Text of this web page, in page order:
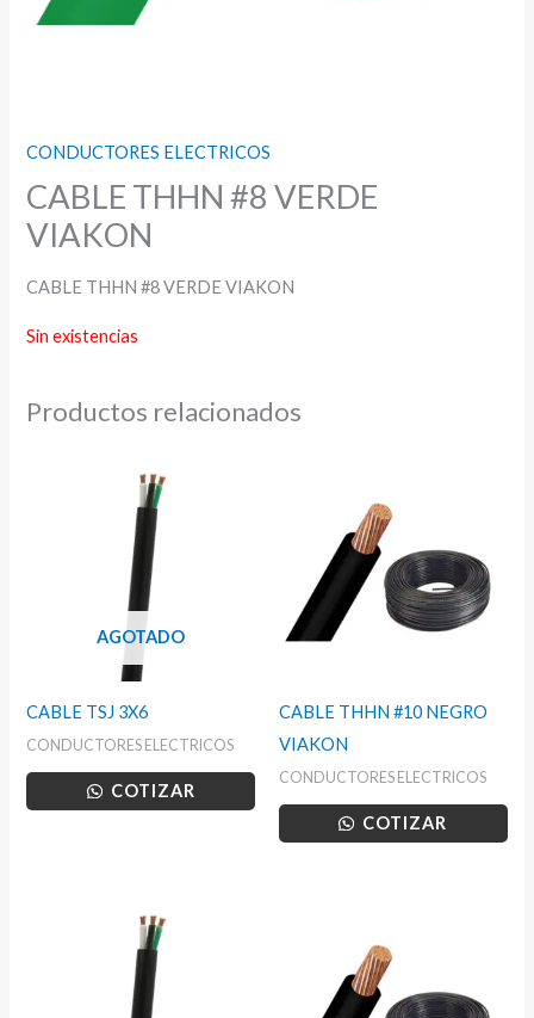
CONDUCTORES ELECTRICOS
CABLE THHN #8 VERDE
VIAKON
CABLE THHN #8 VERDE VIAKON
Sin existencias
Productos relacionados
AGOTADO
CABLE TSJ 3X6
CONDUCTORES ELECTRICOS
COTIZAR
CABLE THHN #10 NEGRO
VIAKON
CONDUCTORES ELECTRICOS
COTIZAR